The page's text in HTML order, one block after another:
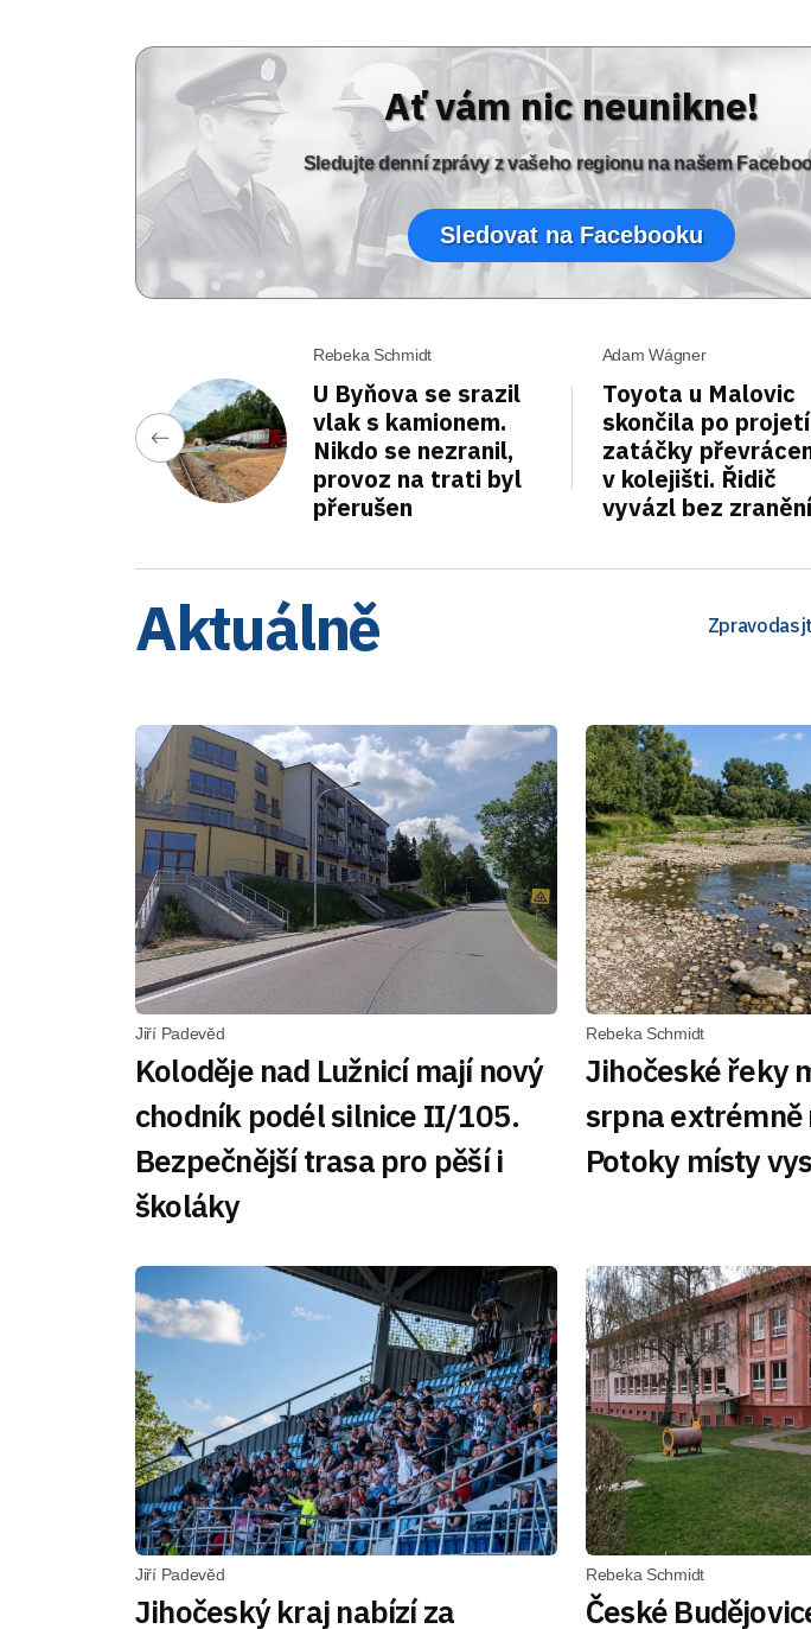
Ať vám nic neunikne!
Sledujte denní zprávy z vašeho regionu na našem
Sledovat na Facebooku
Rebeka Schmidt
U Byňova se srazil
vlak s kamionem.
Nikdo se nezranil,
provoz na trati byl
přerušen
Adam Wágner
Toyota u Malovic
skončila po projetí
zatáčky
v kolejišti. Řidič
vyvázl bez zranění
Aktuálně
Jiří Padevěd
Koloděje nad Lužnicí mají nový
chodník podél silnice II/105.
Bezpečnější trasa pro pěší i
školáky
Rebeka Schmidt
Jihočeské řeky
srpna extrémně
Potoky místy
Jiří Padevěd
Jihočeský kraj nabízí za
Rebeka Schmidt
České